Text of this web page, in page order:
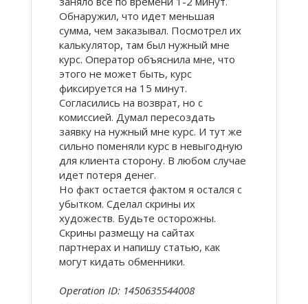
Обнаружил, что идет меньшая
сумма, чем заказывал. Посмотрел их
калькулятор, там был нужный мне
курс. Оператор объяснила мне, что
этого не может быть, курс
фиксируется на 15 минут.
Согласились на возврат, но с
комиссией. Думал пересоздать
заявку на нужный мне курс. И тут же
сильно поменяли курс в невыгодную
для клиента сторону. В любом случае
идет потеря денег.
Но факт остается фактом я остался с
убытком. Сделал скрины их
художеств. Будьте осторожны.
Скрины размещу на сайтах
партнерах и напишу статью, как
могут кидать обменники.
Operation ID: 1450635544008